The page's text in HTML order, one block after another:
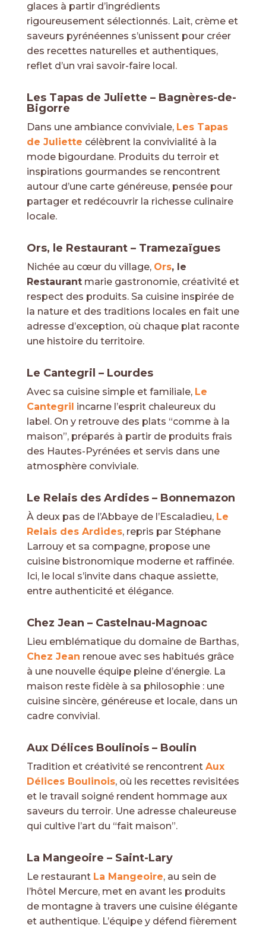
glaces à partir d’ingrédients
rigoureusement sélectionnés. Lait, crème et
saveurs pyrénéennes s’unissent pour créer
des recettes naturelles et authentiques,
reflet d’un vrai savoir-faire local.
Les Tapas de Juliette – Bagnères-de-
Bigorre
Dans une ambiance conviviale, Les Tapas
de Juliette célèbrent la convivialité à la
mode bigourdane. Produits du terroir et
inspirations gourmandes se rencontrent
autour d’une carte généreuse, pensée pour
partager et redécouvrir la richesse culinaire
locale.
Ors, le Restaurant – Tramezaïgues
Nichée au cœur du village, Ors, le
Restaurantmarie gastronomie, créativité et
respect des produits. Sa cuisine inspirée de
la nature et des traditions locales en fait une
adresse d’exception, où chaque plat raconte
une histoire du territoire.
Le Cantegril – Lourdes
Avec sa cuisine simple et familiale, Le
Cantegril incarne l’esprit chaleureux du
label. On y retrouve des plats “comme à la
maison”, préparés à partir de produits frais
des Hautes-Pyrénées et servis dans une
atmosphère conviviale.
Le Relais des Ardides – Bonnemazon
À deux pas de l’Abbaye de l’Escaladieu, Le
Relais des Ardides, repris par Stéphane
Larrouy et sa compagne, propose une
cuisine bistronomique moderne et raffinée.
Ici, le local s’invite dans chaque assiette,
entre authenticité et élégance.
Chez Jean – Castelnau-Magnoac
Lieu emblématique du domaine de Barthas,
Chez Jean renoue avec ses habitués grâce
à une nouvelle équipe pleine d’énergie. La
maison reste fidèle à sa philosophie : une
cuisine sincère, généreuse et locale, dans un
cadre convivial.
Aux Délices Boulinois – Boulin
Tradition et créativité se rencontrent Aux
Délices Boulinois, où les recettes revisitées
et le travail soigné rendent hommage aux
saveurs du terroir. Une adresse chaleureuse
qui cultive l’art du “fait maison”.
La Mangeoire – Saint-Lary
Le restaurant La Mangeoire, au sein de
l’hôtel Mercure, met en avant les produits
de montagne à travers une cuisine élégante
et authentique. L’équipe y défend fièrement